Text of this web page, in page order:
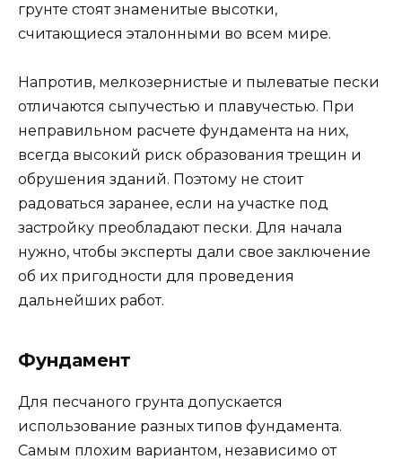
грунте стоят знаменитые высотки,
считающиеся эталонными во всем мире.
Напротив, мелкозернистые и пылеватые пески
отличаются сыпучестью и плавучестью. При
неправильном расчете фундамента на них,
всегда высокий риск образования трещин и
обрушения зданий. Поэтому не стоит
радоваться заранее, если на участке под
застройку преобладают пески. Для начала
нужно, чтобы эксперты дали свое заключение
об их пригодности для проведения
дальнейших работ.
Фундамент
Для песчаного грунта допускается
использование разных типов фундамента.
Самым плохим вариантом, независимо от